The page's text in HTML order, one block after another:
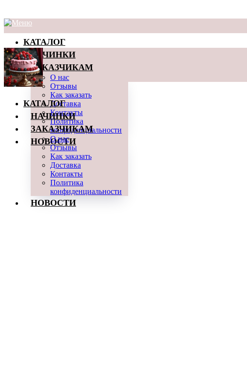
КАТАЛОГ
НАЧИНКИ
ЗАКАЗЧИКАМ
О нас
Отзывы
Как заказать
Доставка
Контакты
Политика
конфиденциальности
НОВОСТИ
КАТАЛОГ
НАЧИНКИ
ЗАКАЗЧИКАМ
О нас
Отзывы
Как заказать
Доставка
Контакты
Политика
конфиденциальности
НОВОСТИ